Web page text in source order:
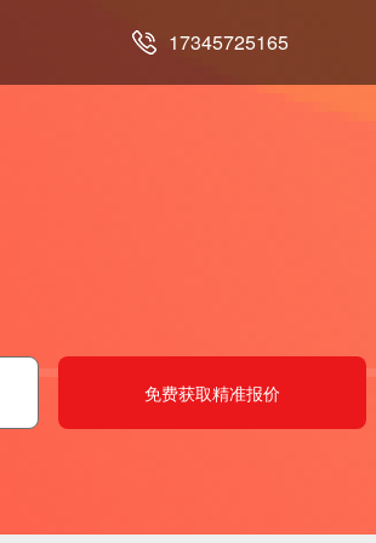
17345725165
免费获取精准报价